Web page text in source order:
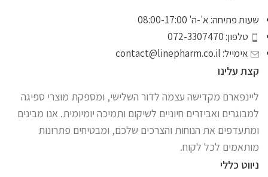
שעות פתיחה: א'-ה' 08:00-17:00
טלפון: 072-3307470
אימייל:contact@linepharm.co.il
קצת עלינו
ליינפארם מקדישה עצמה לדור השלישי, ומספקת מוצרי ספיגה
למבוגרים ואביזרים חיוניים לשיקום ותמיכה יומיומית. אנו מבינים
ומתעדפים את הנוחות והצרכים שלכם, ומבטיחים פתרונות
מותאמים לכל לקוח.
ניווט כללי